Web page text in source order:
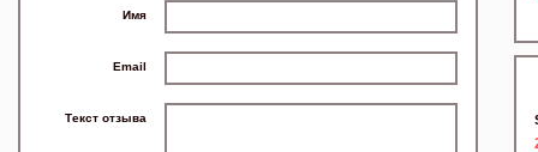
Имя
Email
Текст отзыва